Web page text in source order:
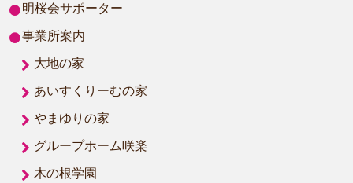
明桜会サポーター
事業所案内
大地の家
あいすくりーむの家
やまゆりの家
グループホーム咲楽
木の根学園